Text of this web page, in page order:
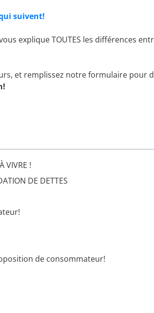
suivent!
explique TOUTES les différences
et remplissez notre formulaire pour
VIVRE !
DE DETTES
de consommateur!